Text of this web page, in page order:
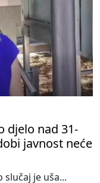
djelo nad 31-
javnost neće
je uša...